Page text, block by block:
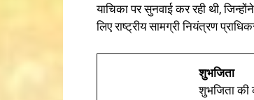
याचिका पर सुनवाई कर रही थी,
लिए राष्ट्रीय सामग्री नियंत्रण
शुभजिता
शुभजिता की